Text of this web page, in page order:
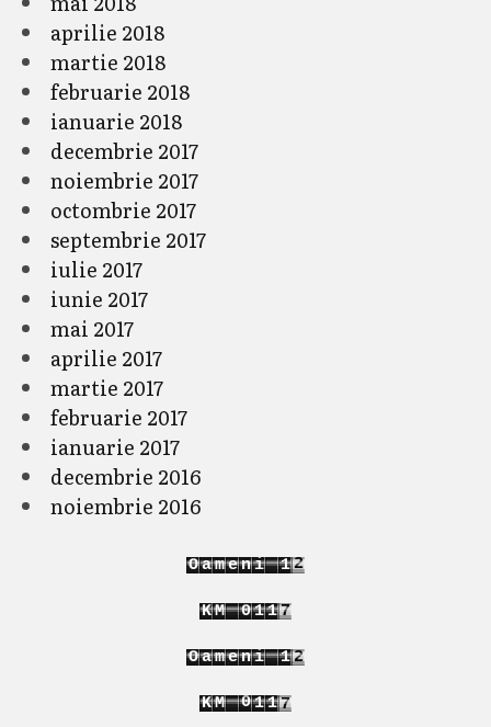
aprilie 2018
martie 2018
februarie 2018
ianuarie 2018
decembrie 2017
noiembrie 2017
octombrie 2017
septembrie 2017
iulie 2017
iunie 2017
mai 2017
aprilie 2017
martie 2017
februarie 2017
ianuarie 2017
decembrie 2016
noiembrie 2016
Oameni
14
3
KM
0129
Oameni
14
3
KM
0129